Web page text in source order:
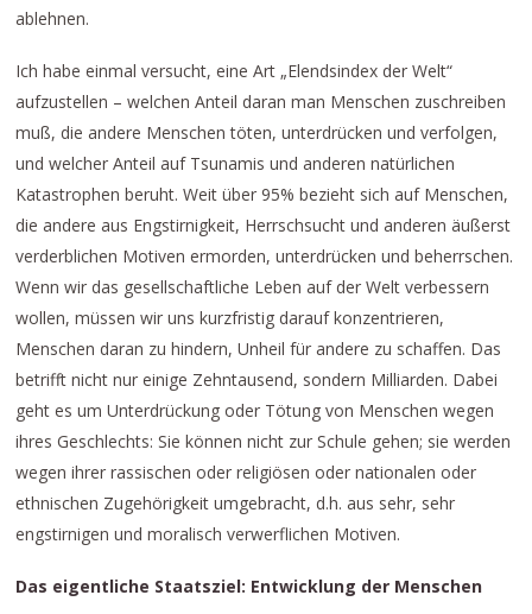
ablehnen.
Ich habe einmal versucht, eine Art „Elendsindex der Welt“
aufzustellen – welchen Anteil daran man Menschen zuschreiben
muß, die andere Menschen töten, unterdrücken und verfolgen,
und welcher Anteil auf Tsunamis und anderen natürlichen
Katastrophen beruht. Weit über 95% bezieht sich auf Menschen,
die andere aus Engstirnigkeit, Herrschsucht und anderen äußerst
verderblichen Motiven ermorden, unterdrücken und beherrschen.
Wenn wir das gesellschaftliche Leben auf der Welt verbessern
wollen, müssen wir uns kurzfristig darauf konzentrieren,
Menschen daran zu hindern, Unheil für andere zu schaffen. Das
betrifft nicht nur einige Zehntausend, sondern Milliarden. Dabei
geht es um Unterdrückung oder Tötung von Menschen wegen
ihres Geschlechts: Sie können nicht zur Schule gehen; sie werden
wegen ihrer rassischen oder religiösen oder nationalen oder
ethnischen Zugehörigkeit umgebracht, d.h. aus sehr, sehr
engstirnigen und moralisch verwerflichen Motiven.
Das eigentliche Staatsziel: Entwicklung der Menschen